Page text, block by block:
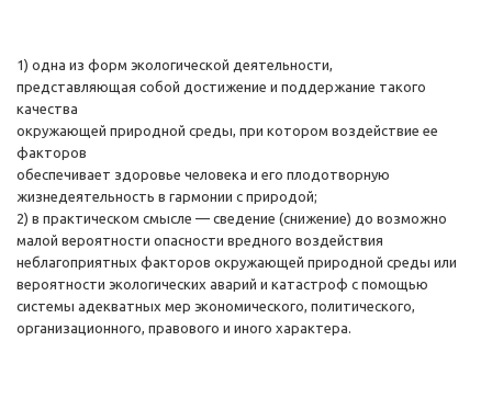
1) одна из форм экологической деятельности,
представляющая собой достижение и поддержание такого
качества
окружающей природной среды, при котором воздействие ее
факторов
обеспечивает здоровье человека и его плодотворную
жизнедеятельность в гармонии с природой;
2) в практическом смысле — сведение (снижение) до возможно
малой вероятности опасности вредного воздействия
неблагоприятных факторов окружающей природной среды или
вероятности экологических аварий и катастроф с помощью
системы адекватных мер экономического, политического,
организационного, правового и иного характера.